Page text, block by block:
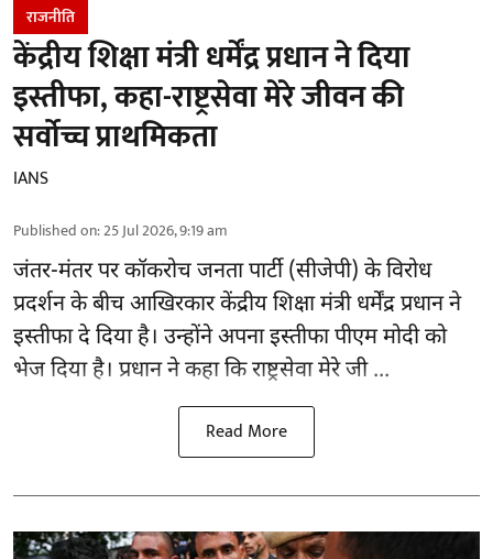
राजनीति
केंद्रीय शिक्षा मंत्री धर्मेंद्र प्रधान ने दिया
इस्तीफा, कहा-राष्ट्रसेवा मेरे जीवन की
सर्वोच्च प्राथमिकता
IANS
Published on:25 Jul 2026, 9:19 am
जंतर-मंतर परकॉकरोच जनता पार्टी (सीजेपी) के विरोध
प्रदर्शन के बीच आखिरकार केंद्रीय शिक्षा मंत्री धर्मेंद्र प्रधान ने
इस्तीफा दे दिया है। उन्होंने अपना इस्तीफा पीएम मोदी को
भेज दिया है। प्रधान ने कहा कि राष्ट्रसेवा मेरे जी ...
Read More